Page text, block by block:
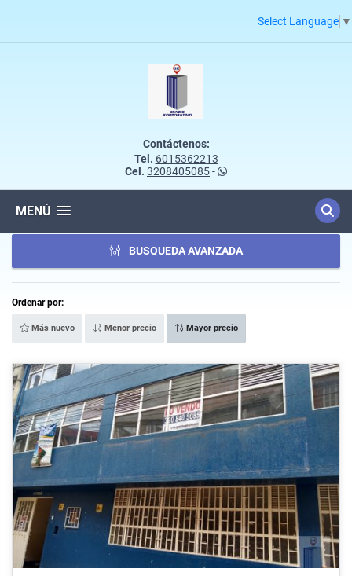
Select Language ▼
Contáctenos:
Tel. 6015362213
Cel. 3208405085-
MENÚ
BUSQUEDA AVANZADA
Ordenar por:
Más nuevo Menor precio Mayor precio